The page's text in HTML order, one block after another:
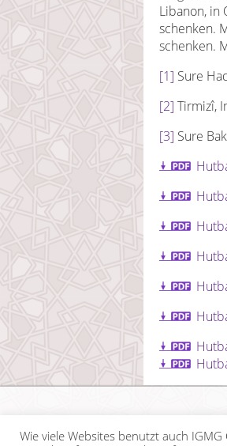
Libanon, in
schenken.
schenken.
[1] Sure
[2] Tirmizî,
[3] Sure
Wie viele Websites benutzt auch